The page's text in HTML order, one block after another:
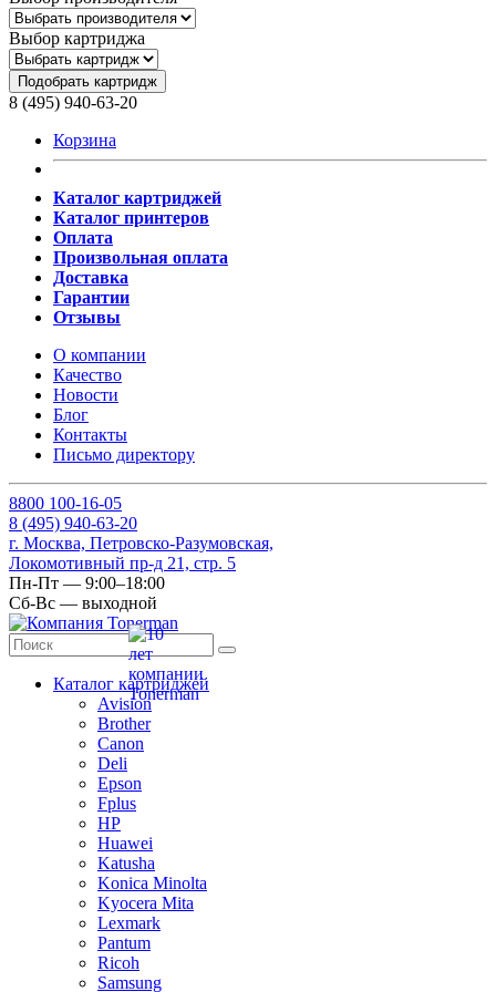
Выбор картриджа
Подобрать картридж
8 (495) 940-63-20
Корзина
Каталог картриджей
Каталог принтеров
Оплата
Произвольная оплата
Доставка
Гарантии
Отзывы
О компании
Качество
Новости
Блог
Контакты
Письмо директору
8800 100-16-05
8 (495) 940-63-20
г. Москва, Петровско-Разумовская,
Локомотивный пр-д 21, стр. 5
Пн-Пт — 9:00–18:00
Сб-Вс — выходной
Каталог картриджей
Avision
Brother
Canon
Deli
Epson
Fplus
HP
Huawei
Katusha
Konica Minolta
Kyocera Mita
Lexmark
Pantum
Ricoh
Samsung